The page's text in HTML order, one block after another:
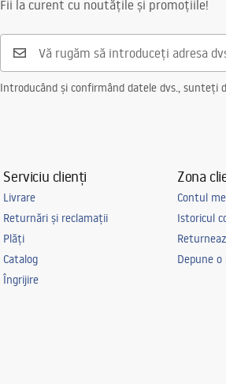
Fii la curent cu noutățile și promoțiile!
Introducând și confirmând datele dvs.,
Serviciu clienți
Livrare
Returnări și reclamații
Plăți
Catalog
Îngrijire
Zona
Contul
Istoricul
Depune